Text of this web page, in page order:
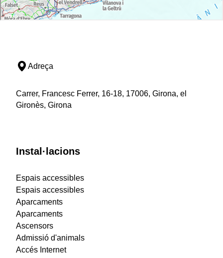
Adreça
Carrer, Francesc Ferrer, 16-18, 17006, Girona, el
Gironès, Girona
Instal·lacions
Espais accessibles
Espais accessibles
Aparcaments
Aparcaments
Ascensors
Admissió d'animals
Accés Internet